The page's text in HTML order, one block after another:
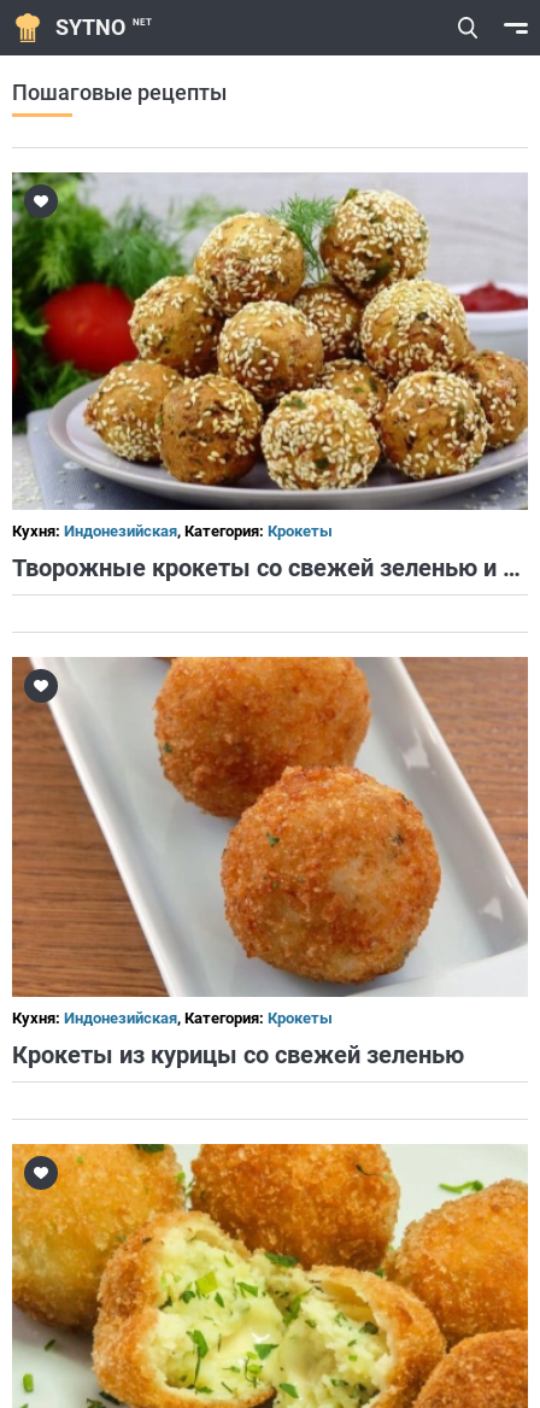
SYTNO NET
Пошаговые рецепты
Кухня: Индонезийская, Категория: Крокеты
Творожные крокеты со свежей зеленью и кунжутными семечками
Кухня: Индонезийская, Категория: Крокеты
Крокеты из курицы со свежей зеленью